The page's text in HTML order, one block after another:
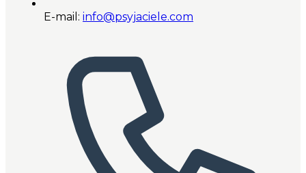
E-mail: info@psyjaciele.com